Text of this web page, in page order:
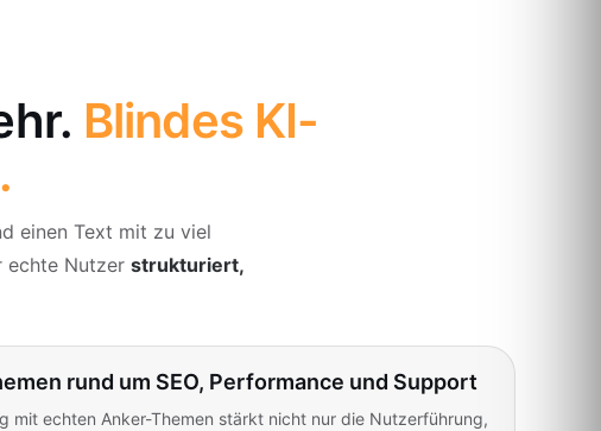
Blindes KI-
einen Text mit zu viel
echte Nutzer strukturiert,
rund um SEO, Performance und Support
mit echten Anker-Themen stärkt nicht nur die Nutzerführung,